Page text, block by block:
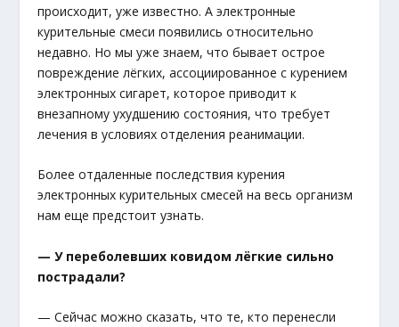
происходит, уже известно. А электронные
курительные смеси появились относительно
недавно. Но мы уже знаем, что бывает острое
повреждение лёгких, ассоциированное с курением
электронных сигарет, которое приводит к
внезапному ухудшению состояния, что требует
лечения в условиях отделения реанимации.
Более отдаленные последствия курения
электронных курительных смесей на весь организм
нам еще предстоит узнать.
— У переболевших ковидом лёгкие сильно
пострадали?
— Сейчас можно сказать, что те, кто перенесли